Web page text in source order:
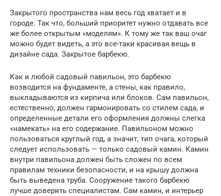
Закрытого пространства нам весь год хватает и в
городе. Так что, больший приоритет нужно отдавать все
же более открытым «моделям». К тому же так ваш очаг
можно будет видеть, а это все-таки красивая вещь в
дизайне сада. Закрытое барбекю.
Как и любой садовый павильон, это барбекю
возводится на фундаменте, а стены, как правило,
выкладываются из кирпича или блоков. Сам павильон,
естественно, должен гармонировать со стилем сада, и
определенные детали его оформления должны слегка
«намекать» на его содержание. Павильоном можно
пользоваться круглый год, а значит, тип очага, который
следует использовать — только садовый камин. Камин
внутри павильона должен быть сложен по всем
правилам техники безопасности, и на крышу должна
быть выведена труба. Сооружение такого барбекю
лучше доверить специалистам. Сам камин, и интерьер